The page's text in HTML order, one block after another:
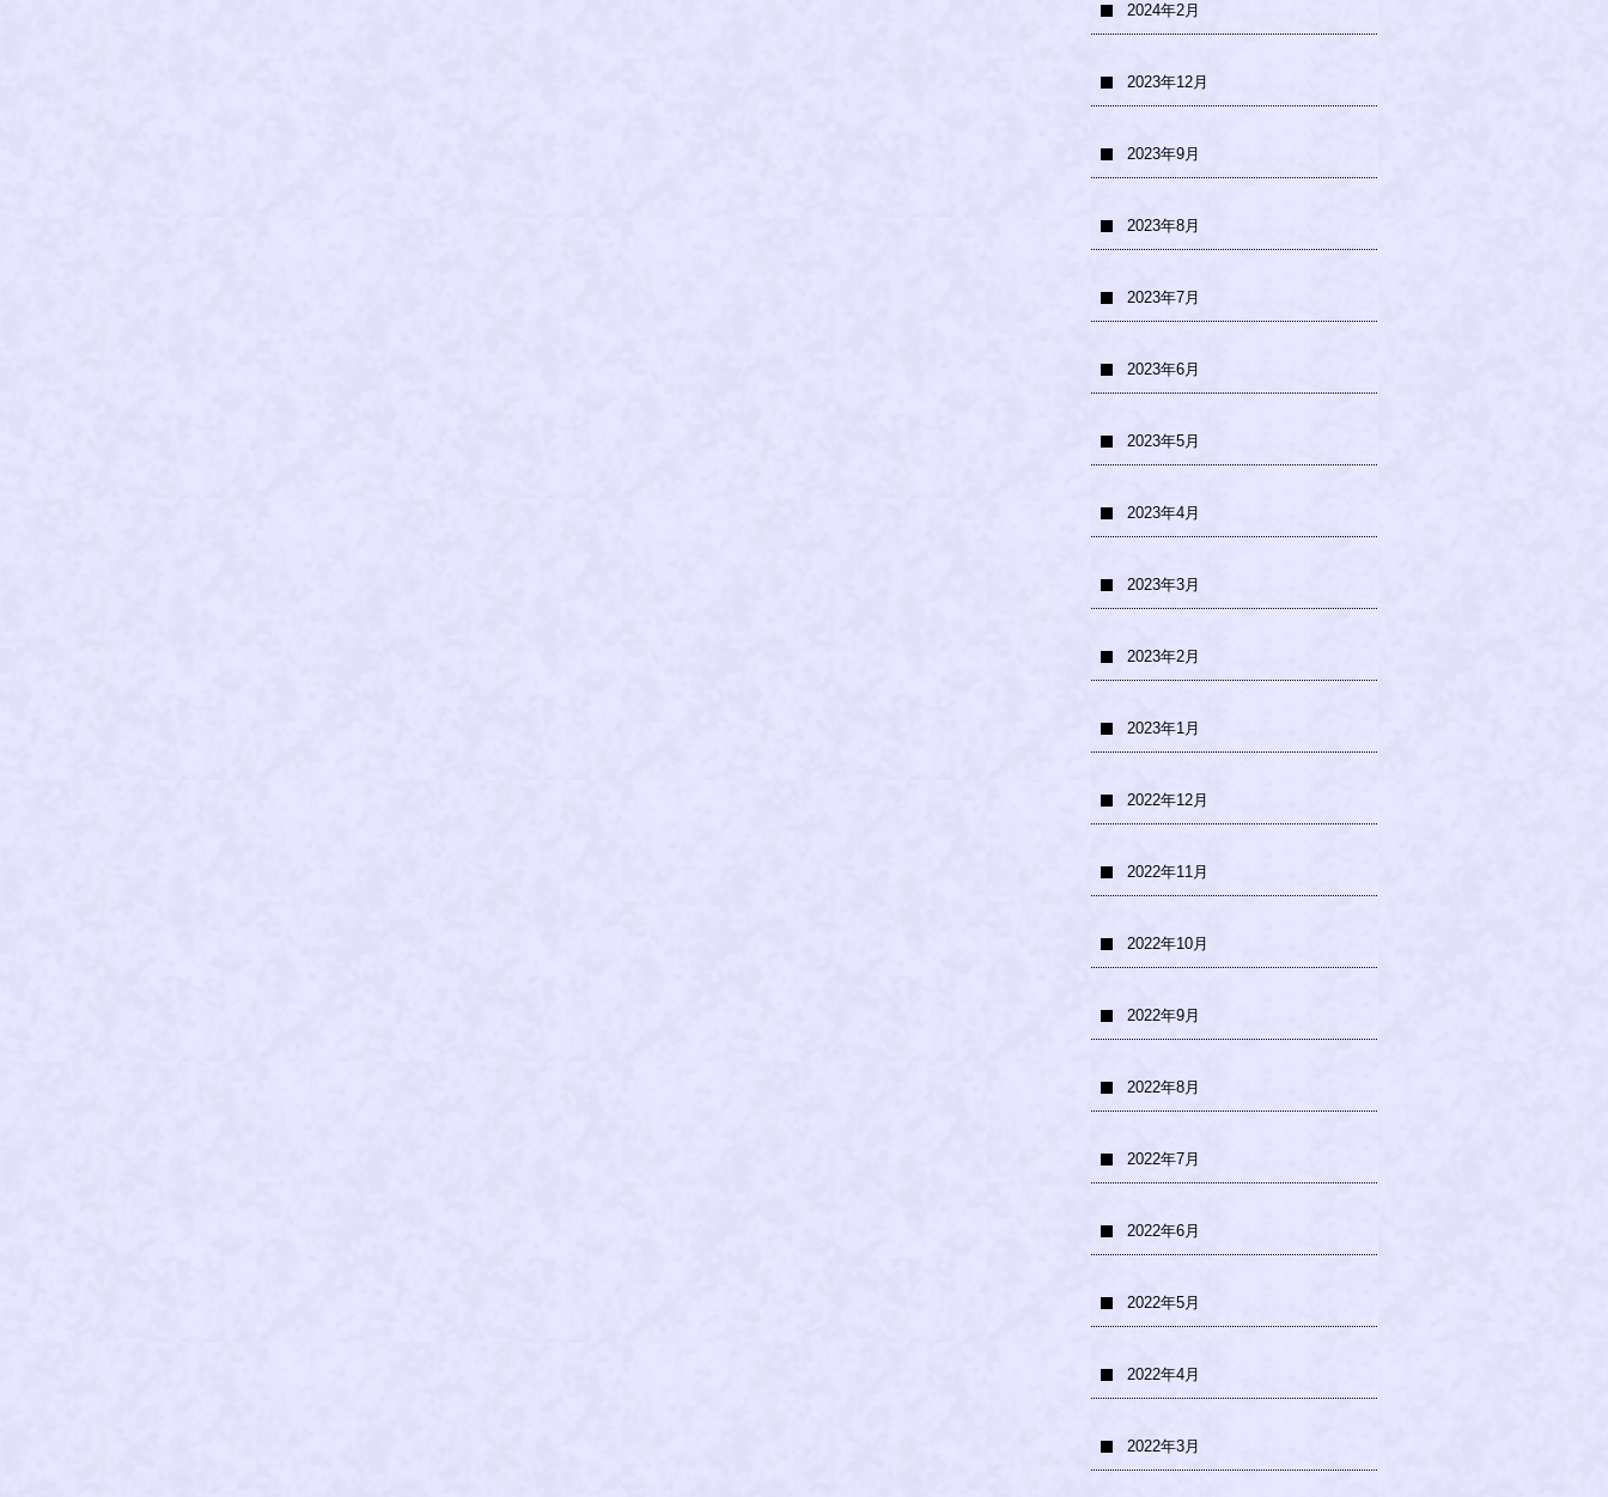
2024年2月
2023年12月
2023年9月
2023年8月
2023年7月
2023年6月
2023年5月
2023年4月
2023年3月
2023年2月
2023年1月
2022年12月
2022年11月
2022年10月
2022年9月
2022年8月
2022年7月
2022年6月
2022年5月
2022年4月
2022年3月